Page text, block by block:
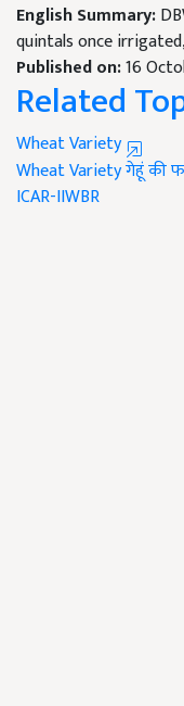
English Summary:
quintals once
Published on:16
Related
Wheat Variety
Wheat Varietyगेहूं की
ICAR-IIWBR